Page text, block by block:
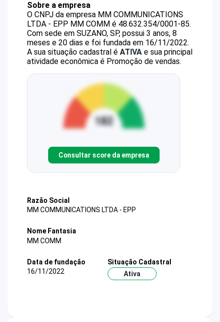
Sobre a empresa
O CNPJ da empresa MM COMMUNICATIONS
LTDA - EPP MM COMM é 48.632.354/0001-85.
Com sede em SUZANO, SP, possui 3 anos, 8
meses e 20 dias e foi fundada em 16/11/2022.
A sua situação cadastral é ATIVA e sua principal
atividade econômica é Promoção de vendas.
Consultar score da empresa
Razão Social
MM COMMUNICATIONS LTDA - EPP
Nome Fantasia
MM COMM
Data de fundação
16/11/2022
Situação Cadastral
Ativa